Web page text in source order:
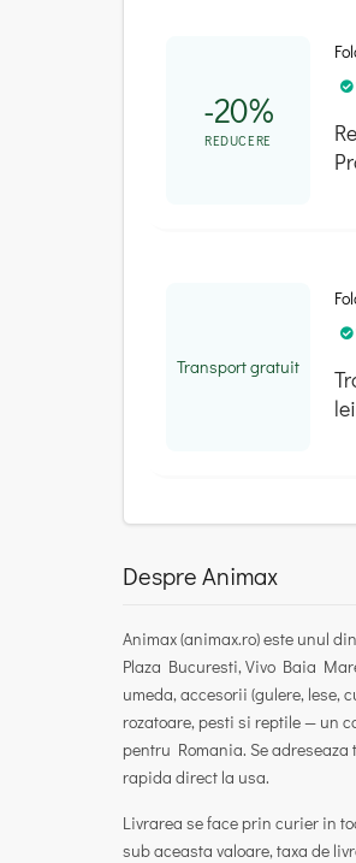
-20%
REDUCERE
Transport gratuit
lei
Despre Animax
Animax (animax.ro) este unul
Plaza Bucuresti, Vivo Baia
umeda, accesorii (gulere,
rozatoare, pesti si reptile— un
pentru Romania. Se
rapida direct la usa.
Livrarea se face prin curier in
sub aceasta valoare, taxa de